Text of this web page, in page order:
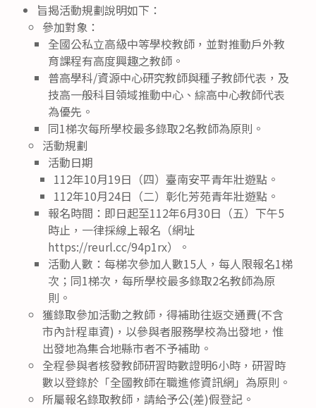
旨揭活動規劃說明如下：
參加對象：
全國公私立高級中等學校教師，並對推動戶外教
育課程有高度興趣之教師。
普高學科/資源中心研究教師與種子教師代表，及
技高一般科目領域推動中心、綜高中心教師代表
為優先。
同1梯次每所學校最多錄取2名教師為原則。
活動規劃
活動日期
112年10月19日（四）臺南安平青年壯遊點。
112年10月24日（二）彰化芳苑青年壯遊點。
報名時間：即日起至112年6月30日（五）下午5
時止，一律採線上報名（網址
https://reurl.cc/94p1rx）。
活動人數：每梯次參加人數15人，每人限報名1梯
次；同1梯次，每所學校最多錄取2名教師為原
則。
獲錄取參加活動之教師，得補助往返交通費(不含
市內計程車資)，以參與者服務學校為出發地，惟
出發地為集合地縣市者不予補助。
全程參與者核發教師研習時數證明6小時，研習時
數以登錄於「全國教師在職進修資訊網」為原則。
所屬報名錄取教師，請給予公(差)假登記。